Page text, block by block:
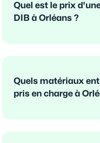
Quel est le prix
DIB à Orléans ?
Quels matériaux
pris en charge à